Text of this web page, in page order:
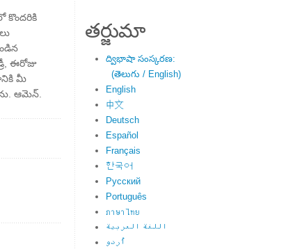
కొందరికి
ఈరోజు
మీ
ఆమెన్.
తర్జుమా
ద్విభాషా సంస్కరణ:
(తెలుగు / English)
English
中文
Deutsch
Español
Français
한국어
Русский
Português
ภาษาไทย
اللغة العربية
اُردو